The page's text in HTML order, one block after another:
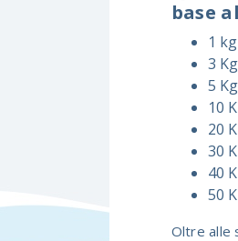
base
1
3
5
10
20
30
40
50
Oltre alle